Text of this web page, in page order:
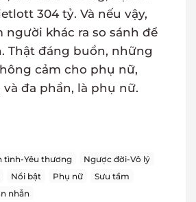
304 tỷ. Và nếu vậy,
người khác ra so sánh để
Thật đáng buồn, những
cảm cho phụ nữ,
đa phần, là phụ nữ.
tình-Yêu thương
Ngược đời-Vô lý
Nổi bật Phụ nữ
Sưu tầm
nhẫn